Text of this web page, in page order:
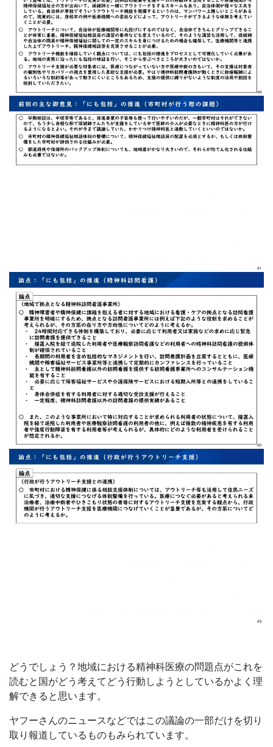
どうでしょう？地域における精神科医療の問題点がこれを
読むと国がどう考えてどう行動しようとしているかよく理
解できると思います。
ヤフーさんのニュースなどではこの議論の一部だけを切り
取り報道しているものもみられています。